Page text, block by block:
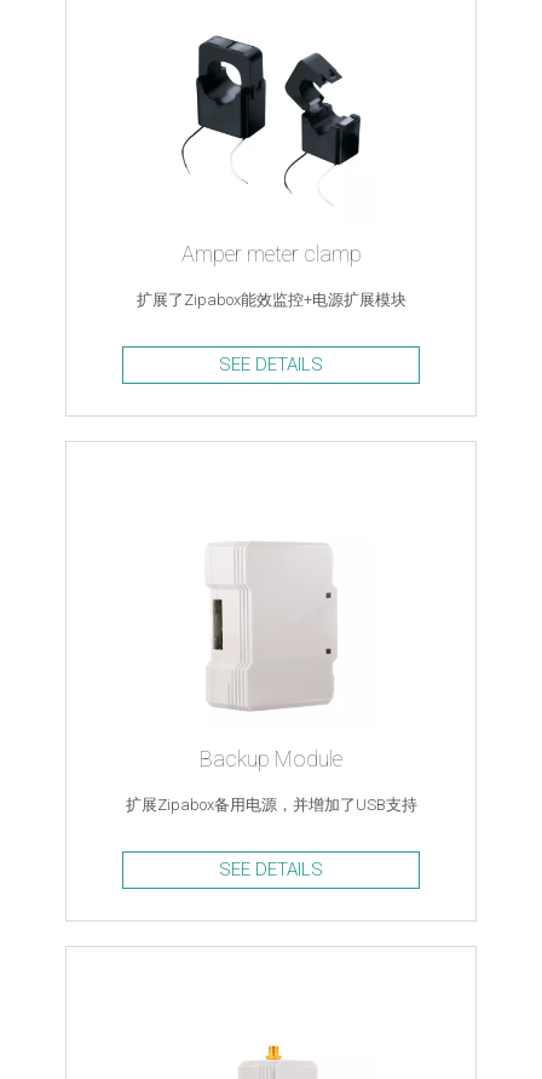
Amper meter clamp
扩展了Zipabox能效监控+电源扩展模块
SEE DETAILS
Backup Module
扩展Zipabox备用电源，并增加了USB支持
SEE DETAILS